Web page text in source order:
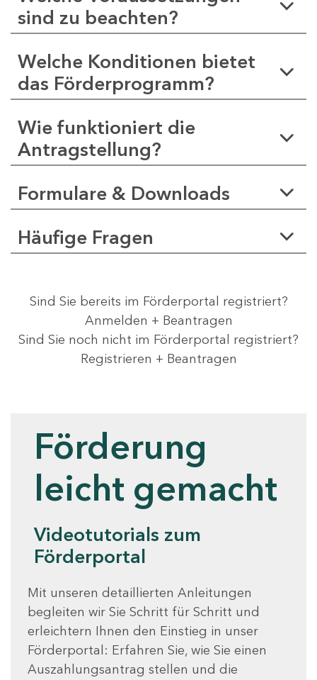
sind zu beachten?
Welche Konditionen bietet
das Förderprogramm?
Wie funktioniert die
Antragstellung?
Formulare & Downloads
Häufige Fragen
Sind Sie bereits im Förderportal registriert?
Anmelden + Beantragen
Sind Sie noch nicht im Förderportal registriert?
Registrieren + Beantragen
Förderung
leicht gemacht
Videotutorials zum
Förderportal
Mit unseren detaillierten Anleitungen
begleiten wir Sie Schritt für Schritt und
erleichtern Ihnen den Einstieg in unser
Förderportal: Erfahren Sie, wie Sie einen
Auszahlungsantrag stellen und die